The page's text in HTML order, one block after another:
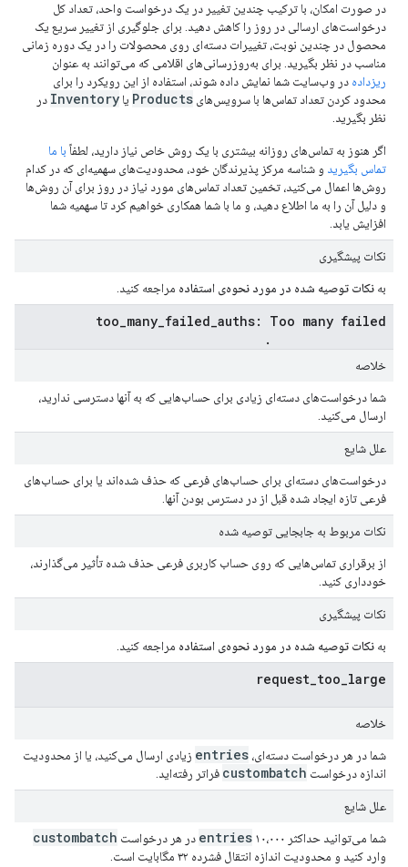
در صورت امکان، با ترکیب چندین تغییر در یک درخواست واحد، تعداد کل
درخواست‌های ارسالی در روز را کاهش دهید. برای جلوگیری از تغییر سریع یک
محصول در چندین نوبت، تغییرات دسته‌ای روی محصولات را در یک دوره زمانی
مناسب در نظر بگیرید. برای به‌روزرسانی‌های اقلامی که می‌توانند به عنوان
ریزداده در وب‌سایت شما نمایش داده شوند، استفاده از این رویکرد را برای
محدود کردن تعداد تماس‌ها با سرویس‌های Products یا Inventory در
نظر بگیرید.
اگر هنوز به تماس‌های روزانه بیشتری با یک روش خاص نیاز دارید، لطفاً با ما
تماس بگیرید و شناسه مرکز پذیرندگان خود، محدودیت‌های سهمیه‌ای که در کدام
روش‌ها اعمال می‌کنید، تخمین تعداد تماس‌های مورد نیاز در روز برای آن روش‌ها
و دلیل آن را به ما اطلاع دهید، و ما با شما همکاری خواهیم کرد تا سهمیه شما
افزایش یابد.
نکات پیشگیری
به نکات توصیه شده در مورد نحوه‌ی استفاده مراجعه کنید.
too_many_failed_auths: Too many failed
خلاصه
شما درخواست‌های دسته‌ای زیادی برای حساب‌هایی که به آنها دسترسی ندارید،
ارسال می‌کنید.
علل شایع
درخواست‌های دسته‌ای برای حساب‌های فرعی که حذف شده‌اند یا برای حساب‌های
فرعی تازه ایجاد شده قبل از در دسترس بودن آنها.
نکات مربوط به جابجایی توصیه شده
از برقراری تماس‌هایی که روی حساب کاربری فرعی حذف شده تأثیر می‌گذارند،
خودداری کنید.
نکات پیشگیری
به نکات توصیه شده در مورد نحوه‌ی استفاده مراجعه کنید.
request_too_large
خلاصه
شما در هر درخواست دسته‌ای، entries زیادی ارسال می‌کنید، یا از محدودیت
اندازه درخواست custombatch فراتر رفته‌اید.
علل شایع
شما می‌توانید حداکثر ۱۰،۰۰۰ entries در هر درخواست custombatch
وارد کنید و محدودیت اندازه انتقال فشرده ۳۲ مگابایت است.